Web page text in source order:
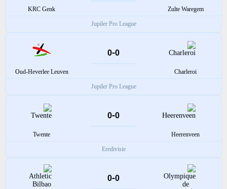
Zulte Waregem
KRC Genk
Jupiler Pro League
Charleroi
0
-
0
Oud-Heverlee Leuven
Jupiler Pro League
Heerenveen
0
-
0
Twente
Eredivisie
0
-
0